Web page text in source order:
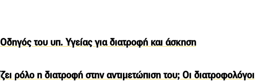
του υπ. Υγείας για διατροφή και άσκηση
ρόλο η διατροφή στην αντιμετώπιση του; Οι διατροφολόγοι